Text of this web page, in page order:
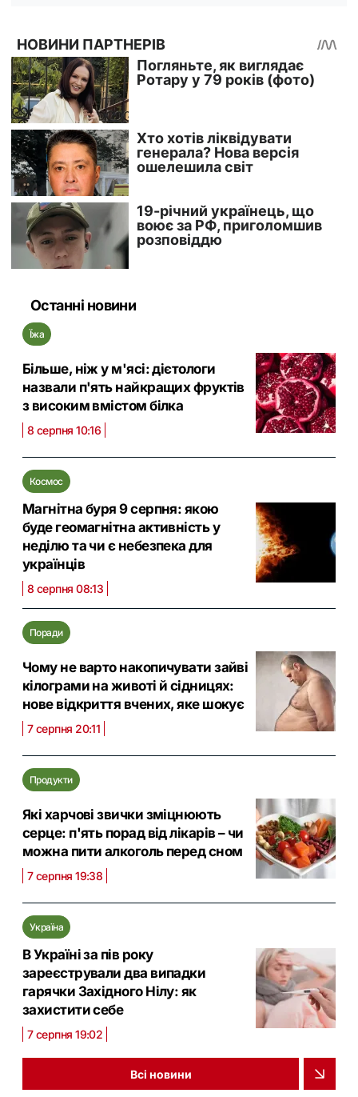
Останні новини
Їжа
Більше, ніж у м'ясі: дієтологи
назвали п'ять найкращих фруктів
з високим вмістом білка
8 серпня 10:16
Космос
Магнітна буря 9 серпня: якою
буде геомагнітна активність у
неділю та чи є небезпека для
українців
8 серпня 08:13
Поради
Чому не варто накопичувати зайві
кілограми на животі й сідницях:
нове відкриття вчених, яке шокує
7 серпня 20:11
Продукти
Які харчові звички зміцнюють
серце: п'ять порад від лікарів – чи
можна пити алкоголь перед сном
7 серпня 19:38
Україна
В Україні за пів року
зареєстрували два випадки
гарячки Західного Нілу: як
захистити себе
7 серпня 19:02
Всі новини